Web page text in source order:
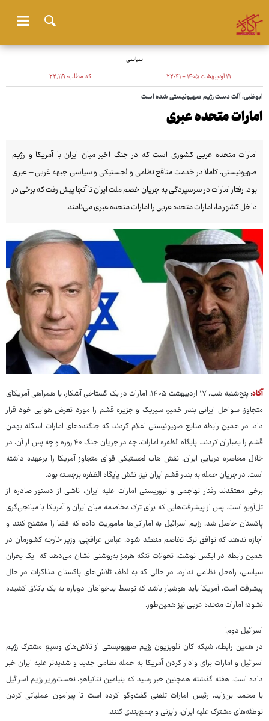
سیاسی
۱۹ اردیبهشت ۱۴۰۵ - ۲۲:۴۱ کد مطلب:۲۲٬۱۱۹
ابوظبی، آلت دست رژیم صهیونیستی شده است
امارات متحده عبری
امارات متحده عربی کشوری است که در جنگ اخیر میان ایران با آمریکا و رژیم
صهیونیستی، کاملا در خدمت منافع نظامی و لجستیکی و سیاسی جبهه غربی – عبری
بود. رفتار امارات در سرسپردگی به جریان خصم ملت ایران تا آنجا پیش رفت که برخی در
داخل کشور ما، امارات متحده عربی را امارات متحده عبری می‌نامند.
آگاه
: پنج‌شنبه شب، ۱۷ اردیبهشت ۱۴۰۵، امارات در یک گستاخی آشکار، با همراهی آمریکای
متجاوز، سواحل ایرانی بندر خمیر، سیریک و جزیره قشم را مورد تعرض هوایی خود قرار
داد. در همین رابطه منابع صهیونیستی اعلام کردند که جنگنده‌های امارات اسکله بهمن
قشم را بمباران کردند. پایگاه الظفره امارات، چه در جریان جنگ ۴۰ روزه و چه پس از آن، در
خلال محاصره دریایی ایران، نقش هاب لجستیکی قوای متجاوز آمریکا را برعهده داشته
است. در جریان حمله به بندر قشم ایران نیز، نقش پایگاه الظفره برجسته بود.
برخی معتقدند رفتار تهاجمی و تروریستی امارات علیه ایران، ناشی از دستور صادره از
تل‌آویو است. پس از پیشرفت‌هایی که برای ترک مخاصمه میان ایران و آمریکا با میانجی‌گری
پاکستان حاصل شد، رژیم اسرائیل به اماراتی‌ها ماموریت داده که فضا را متشنج کنند و
اجازه ندهند که توافق ترک تخاصم منعقد شود. عباس عراقچی، وزیر خارجه کشورمان در
همین رابطه در ایکس نوشت: تحولات تنگه هرمز به‌روشنی نشان می‌دهد که یک بحران
سیاسی، راه‌حل نظامی ندارد. در حالی که به لطف تلاش‌های پاکستان مذاکرات در حال
پیشرفت است، آمریکا باید هوشیار باشد که توسط بدخواهان دوباره به یک باتلاق کشیده
نشود؛ امارات متحده عربی نیز همین‌طور.
اسرائیل دوم!
در همین رابطه، شبکه کان تلویزیون رژیم صهیونیستی از تلاش‌های وسیع مشترک رژیم
اسرائیل و امارات برای وادار کردن آمریکا به حمله نظامی جدید و شدیدتر علیه ایران خبر
داده است. هفته گذشته همچنین خبر رسید که بنیامین نتانیاهو، نخست‌وزیر رژیم اسرائیل
با محمد بن‌زاید، رئیس امارات تلفنی گفت‌وگو کرده است تا پیرامون عملیاتی کردن
توطئه‌های مشترک علیه ایران، رایزنی و جمع‌بندی کنند.